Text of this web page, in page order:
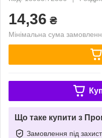
14,36 ₴
Мінімальна сума
Що таке купити з
Замовлення під